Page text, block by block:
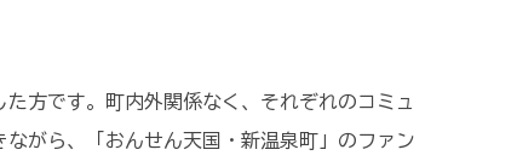
方です。町内外関係なく、それぞれのコミュ
がら、「おんせん天国・新温泉町」のファン